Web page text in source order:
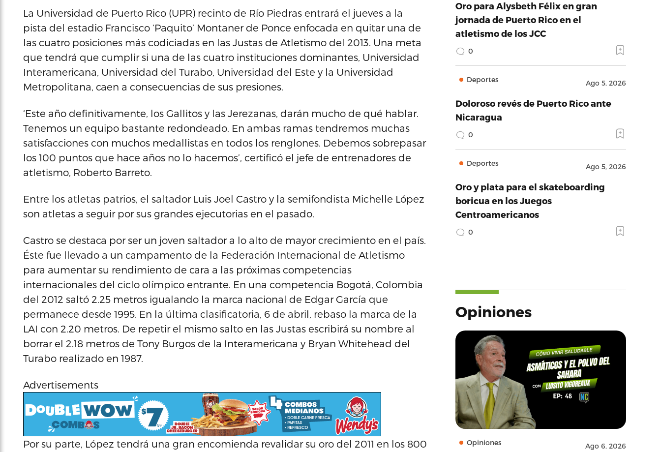
La Universidad de Puerto Rico (UPR) recinto de Río Piedras entrará el jueves a la
pista del estadio Francisco ‘Paquito’ Montaner de Ponce enfocada en quitar una de
las cuatro posiciones más codiciadas en las Justas de Atletismo del 2013. Una meta
que tendrá que cumplir si una de las cuatro instituciones dominantes, Universidad
Interamericana, Universidad del Turabo, Universidad del Este y la Universidad
Metropolitana, caen a consecuencias de sus presiones.
‘Este año definitivamente, los Gallitos y las Jerezanas, darán mucho de qué hablar.
Tenemos un equipo bastante redondeado. En ambas ramas tendremos muchas
satisfacciones con muchos medallistas en todos los renglones. Debemos sobrepasar
los 100 puntos que hace años no lo hacemos’, certificó el jefe de entrenadores de
atletismo, Roberto Barreto.
Entre los atletas patrios, el saltador Luis Joel Castro y la semifondista Michelle López
son atletas a seguir por sus grandes ejecutorias en el pasado.
Castro se destaca por ser un joven saltador a lo alto de mayor crecimiento en el país.
Éste fue llevado a un campamento de la Federación Internacional de Atletismo
para aumentar su rendimiento de cara a las próximas competencias
internacionales del ciclo olímpico entrante. En una competencia Bogotá, Colombia
del 2012 saltó 2.25 metros igualando la marca nacional de Edgar García que
permanece desde 1995. En la última clasificatoria, 6 de abril, rebaso la marca de la
LAI con 2.20 metros. De repetir el mismo salto en las Justas escribirá su nombre al
borrar el 2.18 metros de Tony Burgos de la Interamericana y Bryan Whitehead del
Turabo realizado en 1987.
Advertisements
Por su parte, López tendrá una gran encomienda revalidar su oro del 2011 en los 800
Oro para Alysbeth Félix en gran
jornada de Puerto Rico en el
atletismo de los JCC
0
Deportes Ago 5, 2026
Doloroso revés de Puerto Rico ante
Nicaragua
0
Deportes Ago 5, 2026
Oro y plata para el skateboarding
boricua en los Juegos
Centroamericanos
0
Opiniones
Opiniones Ago 6, 2026